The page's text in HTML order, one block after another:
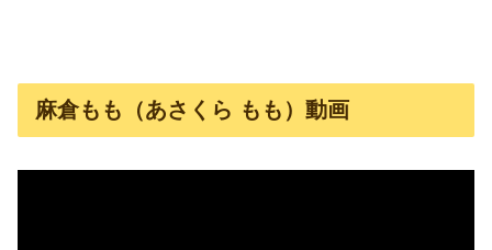
麻倉もも（あさくら もも）動画